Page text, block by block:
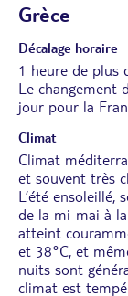
Grèce
Décalage horaire
1 heure de plus
Le changement
jour pour la
Climat
Climat
et souvent très
L’été ensoleillé,
de la mi-mai à
atteint
et 38°C, et
nuits sont
climat est